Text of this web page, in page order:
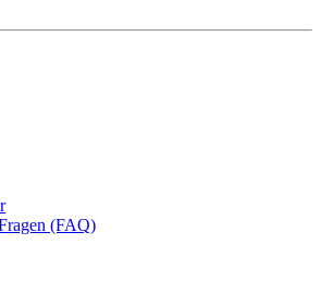
(FAQ)